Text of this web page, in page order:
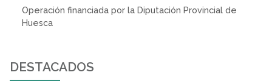
Operación financiada por la Diputación Provincial de
Huesca
DESTACADOS